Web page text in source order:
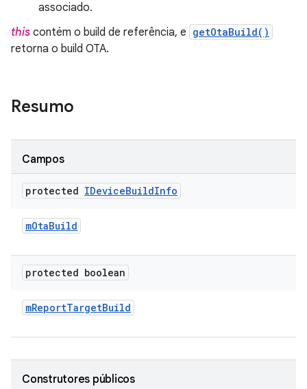
associado.
this contém o build de referência, e getOtaBuild()
retorna o build OTA.
Resumo
Campos
protected IDeviceBuildInfo
mOtaBuild
protected boolean
mReportTargetBuild
Construtores públicos